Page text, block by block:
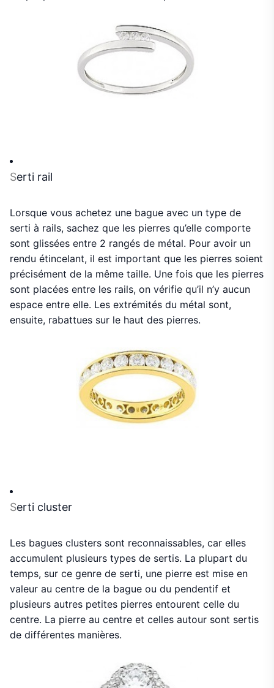
Serti rail
Lorsque vous achetez une bague avec un type de
serti à rails, sachez que les pierres qu’elle comporte
sont glissées entre 2 rangés de métal. Pour avoir un
rendu étincelant, il est important que les pierres soient
précisément de la même taille. Une fois que les pierres
sont placées entre les rails, on vérifie qu’il n’y aucun
espace entre elle. Les extrémités du métal sont,
ensuite, rabattues sur le haut des pierres.
Serti cluster
Les bagues clusters sont reconnaissables, car elles
accumulent plusieurs types de sertis. La plupart du
temps, sur ce genre de serti, une pierre est mise en
valeur au centre de la bague ou du pendentif et
plusieurs autres petites pierres entourent celle du
centre. La pierre au centre et celles autour sont sertis
de différentes manières.